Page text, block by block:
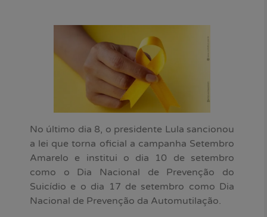
No último dia 8, o presidente Lula sancionou
a lei que torna oficial a campanha Setembro
Amarelo e institui o dia 10 de setembro
como o Dia Nacional de Prevenção do
Suicídio e o dia 17 de setembro como Dia
Nacional de Prevenção da Automutilação.